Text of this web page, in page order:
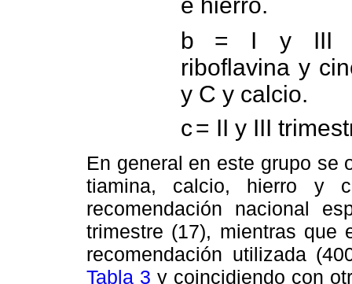
b
= I y III
riboflavina y
y C y calcio.
c= II y III
En general en este grupo se
tiamina, calcio, hierro y
recomendación nacional
trimestre (17), mientras
recomendación utilizada
Tabla 3 y coincidiendo con